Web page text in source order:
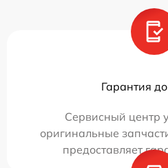
Гарантия
Сервисный центр
оригинальные
предоставляет